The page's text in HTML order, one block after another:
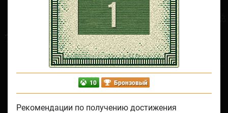
10 Бронзовый
Рекомендации по получению достижения